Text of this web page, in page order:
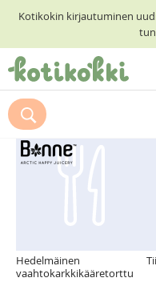
Kotikokin kirjautuminen
ETUSIVU
RESEPTIHAKU
RUOKATEEMAT
Suosittelemme myös
Hedelmäinen
vaahtokarkkikääretorttu